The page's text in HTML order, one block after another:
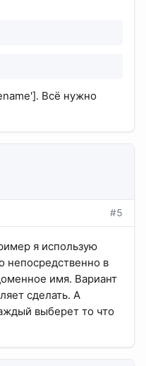
Всё нужно
#5
я использую
непосредственно в
имя. Вариант
сделать. А
выберет то что